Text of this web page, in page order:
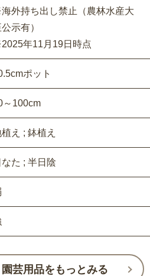
外持ち出し禁止（農林水産大
公示有）
年11月19日時点
ポット
～100cm
え ; 鉢植え
なた ; 半日陰
芸用品をもっとみる